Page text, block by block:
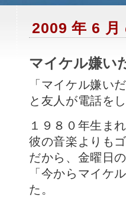
2009 年 6 月
マイケル嫌い
「マイケル嫌い
と友人が電話を
１９８０年生ま
彼の音楽よりも
だから、金曜日
「今からマイケ
た。